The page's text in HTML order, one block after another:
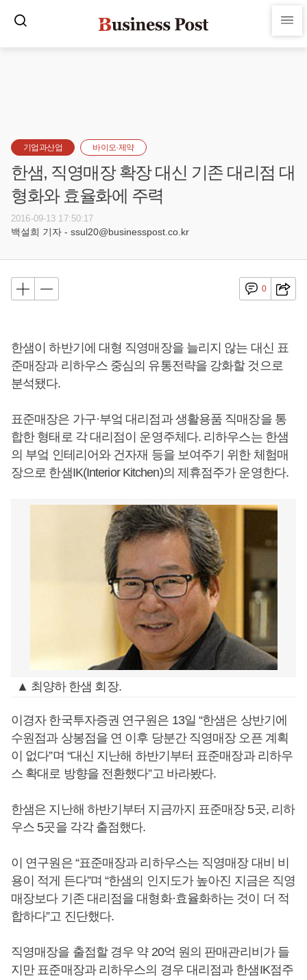
기업과산업 바이오·제약
한샘, 직영매장 확장 대신 기존 대리점 대
형화와 효율화에 주력
2016-09-13 17:50:17
백설희 기자 - ssul20@businesspost.co.kr
0
한샘이 하반기에 대형 직영매장을 늘리지 않는 대신 표
준매장과 리하우스 중심의 유통전략을 강화할 것으로
분석됐다.
표준매장은 가구·부엌 대리점과 생활용품 직매장을 통
합한 형태로 각 대리점이 운영주체다. 리하우스는 한샘
의 부엌 인테리어와 건자재 등을 보여주기 위한 체험매
장으로 한샘IK(Interior Kitchen)의 제휴점주가 운영한다.
▲ 최양하 한샘 회장.
이경자 한국투자증권 연구원은 13일 “한샘은 상반기에
수원점과 상봉점을 연 이후 당분간 직영매장 오픈 계획
이 없다”며 “대신 지난해 하반기부터 표준매장과 리하우
스 확대로 방향을 전환했다”고 바라봤다.
한샘은 지난해 하반기부터 지금까지 표준매장 5곳, 리하
우스 5곳을 각각 출점했다.
이 연구원은 “표준매장과 리하우스는 직영매장 대비 비
용이 적게 든다”며 “한샘의 인지도가 높아진 지금은 직영
매장보다 기존 대리점을 대형화·효율화하는 것이 더 적
합하다”고 진단했다.
직영매장을 출점할 경우 약 20억 원의 판매관리비가 들
지만 표준매장과 리하우스의 경우 대리점과 한샘IK점주